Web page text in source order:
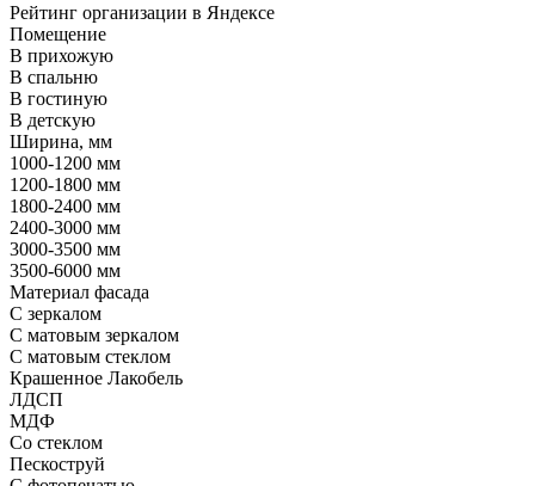
Рейтинг организации в Яндексе
Помещение
В прихожую
В спальню
В гостиную
В детскую
Ширина, мм
1000-1200 мм
1200-1800 мм
1800-2400 мм
2400-3000 мм
3000-3500 мм
3500-6000 мм
Материал фасада
С зеркалом
С матовым зеркалом
С матовым стеклом
Крашенное Лакобель
ЛДСП
МДФ
Со стеклом
Пескоструй